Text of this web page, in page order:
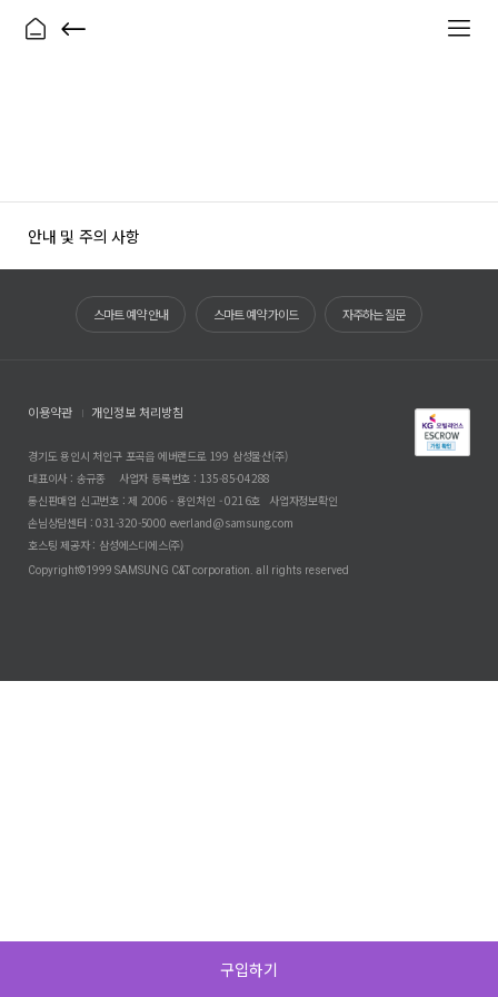
안내 및 주의 사항
구입하기
스마트 예약 안내 스마트 예약 가이드 자주하는 질문
이용약관 개인정보 처리방침
경기도 용인시 처인구 포곡읍 에버랜드로 199 삼성물산(주)
대표이사 : 송규종
사업자 등록번호 : 135-85-04288
통신판매업 신고번호 : 제 2006 - 용인처인 - 0216호 사업자정보확인
손님상담센터 :031-320-5000 everland@samsung.com
호스팅 제공자 : 삼성에스디에스(주)
Copyright©1999 SAMSUNG C&T corporation. all rights reserved